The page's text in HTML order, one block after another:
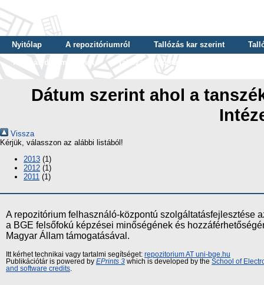
Nyitólap A repozitóriumról Tallózás kar szerint
Tallózás dátum szerint
Tallózás tudományterület szerint
Dátum szerint ahol a
Vissza
Kérjük, válasszon az alábbi listából!
2013 (1)
2012 (1)
2011 (1)
A repozitórium felhasználó-központú szolgáltatásfejlesztése
a BGE felsőfokú képzései minőségének és
Magyar Állam támogatásával.
Itt kérhet technikai vagy tartalmi segítséget: repozitorium AT uni-bge.hu
Publikációtár is powered by EPrints 3 which is developed by the School of
and software credits